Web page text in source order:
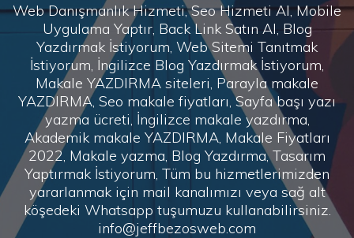
Web Danışmanlık Hizmeti, Seo Hizmeti Al, Mobile
Uygulama Yaptır, Back Link Satın Al, Blog
Yazdırmak İstiyorum, Web Sitemi Tanıtmak
İstiyorum, İngilizce Blog Yazdırmak İstiyorum,
Makale YAZDIRMA siteleri, Parayla makale
YAZDIRMA, Seo makale fiyatları, Sayfa başı yazı
yazma ücreti, İngilizce makale yazdırma,
Akademik makale YAZDIRMA, Makale Fiyatları
2022, Makale yazma, Blog Yazdırma, Tasarım
Yaptırmak İstiyorum, Tüm bu hizmetlerimizden
yararlanmak için mail kanalımızı veya sağ alt
köşedeki Whatsapp tuşumuzu kullanabilirsiniz.
info@jeffbezosweb.com